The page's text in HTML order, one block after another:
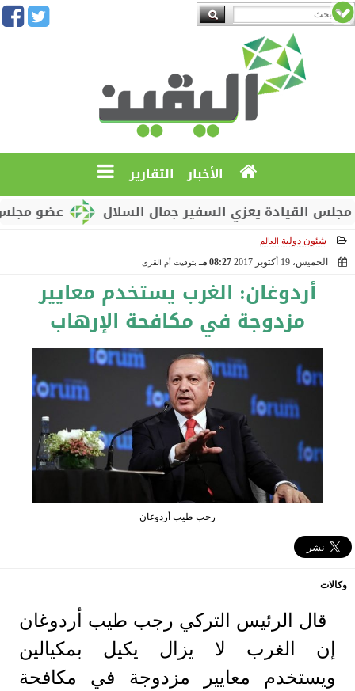
الأخبار التقارير
عضو مجلس
يعزي السفير جمال السلال
شئون دولية العالم
الخميس، 19 أكتوبر 2017 08:27 مـ بتوقيت أم القرى
2017-10-19 20:27:47أردوغان: الغرب يستخدم معايير
مزدوجة في مكافحة الإرهاب
رجب طيب أردوغان
وكالات
قال الرئيس التركي رجب طيب أردوغان
إن الغرب لا يزال يكيل بمكيالين
ويستخدم معايير مزدوجة في مكافحة